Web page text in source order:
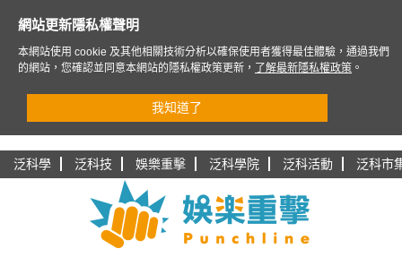
泛科學 泛科技 娛樂重擊 泛科學院 泛科活動 泛科市
網站更新隱私權聲明
本網站使用 cookie 及其他相關技術分析以確保使用者獲得最佳體驗，通過我們
的網站，您確認並同意本網站的隱私權政策更新，
了解最新隱私權政策 。
我知道了